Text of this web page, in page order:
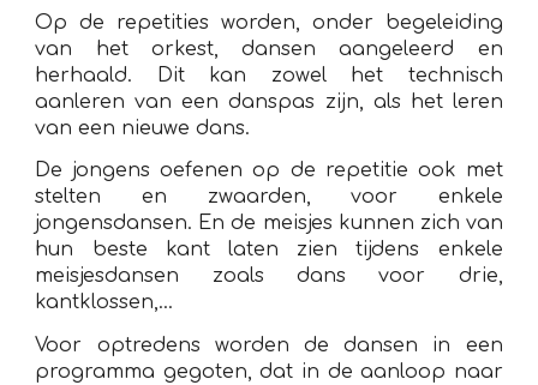
Op de repetities worden, onder begeleiding
van het orkest, dansen aangeleerd en
herhaald. Dit kan zowel het technisch
aanleren van een danspas zijn, als het leren
van een nieuwe dans.
De jongens oefenen op de repetitie ook met
stelten en zwaarden, voor enkele
jongensdansen. En de meisjes kunnen zich van
hun beste kant laten zien tijdens enkele
meisjesdansen zoals dans voor drie,
kantklossen,...
Voor optredens worden de dansen in een
programma gegoten, dat in de aanloop naar